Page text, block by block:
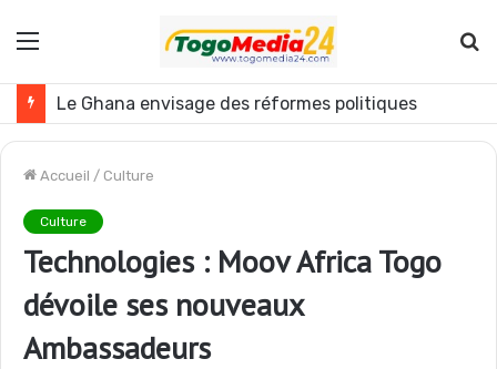
Menu
Le Ghana envisage des réformes politiques
Accueil / Culture
Culture
Technologies : Moov Africa Togo
dévoile ses nouveaux
Ambassadeurs